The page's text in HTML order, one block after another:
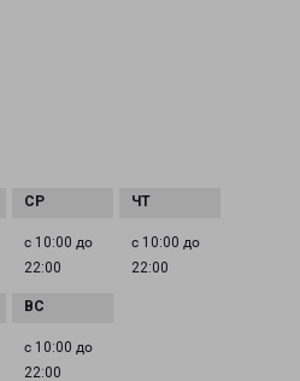
с 10:00 до
22:00
с 10:00 до
22:00
с 10:00 до
22:00